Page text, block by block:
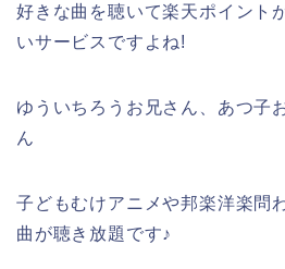
好きな曲を聴いて楽天ポイント
いサービスですよね!
ゆういちろうお兄さん、あつ子
ん
子どもむけアニメや邦楽洋楽問
曲が聴き放題です♪